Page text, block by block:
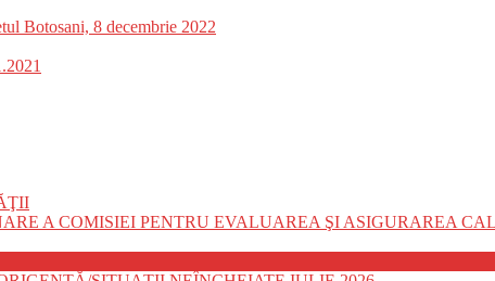
Botosani, 8 decembrie 2022
A COMISIEI PENTRU EVALUAREA ŞI ASIGURAREA